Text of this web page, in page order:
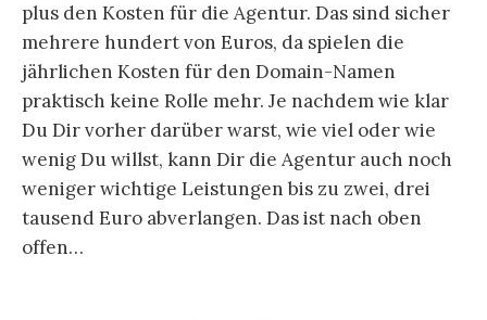
plus den Kosten für die Agentur. Das sind sicher
mehrere hundert von Euros, da spielen die
jährlichen Kosten für den Domain-Namen
praktisch keine Rolle mehr. Je nachdem wie klar
Du Dir vorher darüber warst, wie viel oder wie
wenig Du willst, kann Dir die Agentur auch noch
weniger wichtige Leistungen bis zu zwei, drei
tausend Euro abverlangen. Das ist nach oben
offen…